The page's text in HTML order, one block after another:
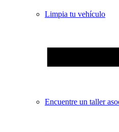
Limpia tu vehículo
Encuentre un taller